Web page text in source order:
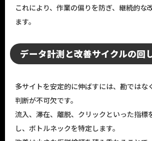
これにより、作業の偏りを防ぎ、継続的な
ます。
データ計測と改善サイクルの回
多サイトを安定的に伸ばすには、勘ではな
判断が不可欠です。
流入、滞在、離脱、クリックといった指標
し、ボトルネックを特定します。